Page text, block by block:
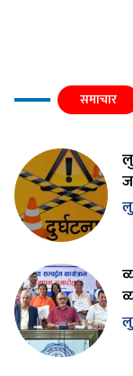
समाचार